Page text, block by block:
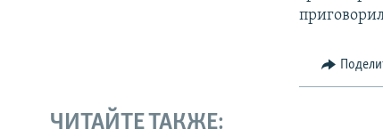
ЧИТАЙТЕ ТАКЖЕ: